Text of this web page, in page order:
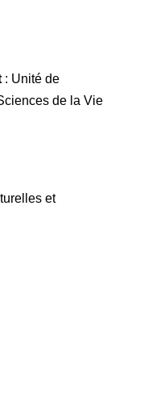
: Unité de
de la Vie
et